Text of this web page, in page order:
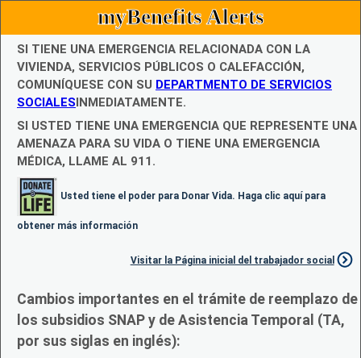
myBenefits Alerts
SI TIENE UNA EMERGENCIA RELACIONADA CON LA
VIVIENDA, SERVICIOS PÚBLICOS O CALEFACCIÓN,
COMUNÍQUESE CON SU DEPARTMENTO DE SERVICIOS
SOCIALESINMEDIATAMENTE.
SI USTED TIENE UNA EMERGENCIA QUE REPRESENTE UNA
AMENAZA PARA SU VIDA O TIENE UNA EMERGENCIA
MÉDICA, LLAME AL 911.
Usted tiene el poder para Donar Vida. Haga clic aquí para
obtener más información
Visitar la Página inicial del trabajador social
Cambios importantes en el trámite de reemplazo de
los subsidios SNAP y de Asistencia Temporal (TA,
por sus siglas en inglés):